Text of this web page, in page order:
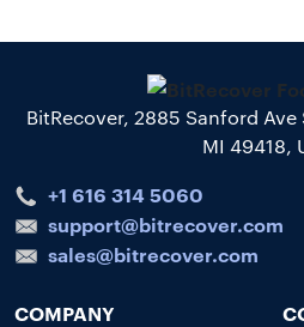
BitRecover, 2885 Sanford
MI 49418,
+1 616 314 5060
support@bitrecover.com
sales@bitrecover.com
COMPANY